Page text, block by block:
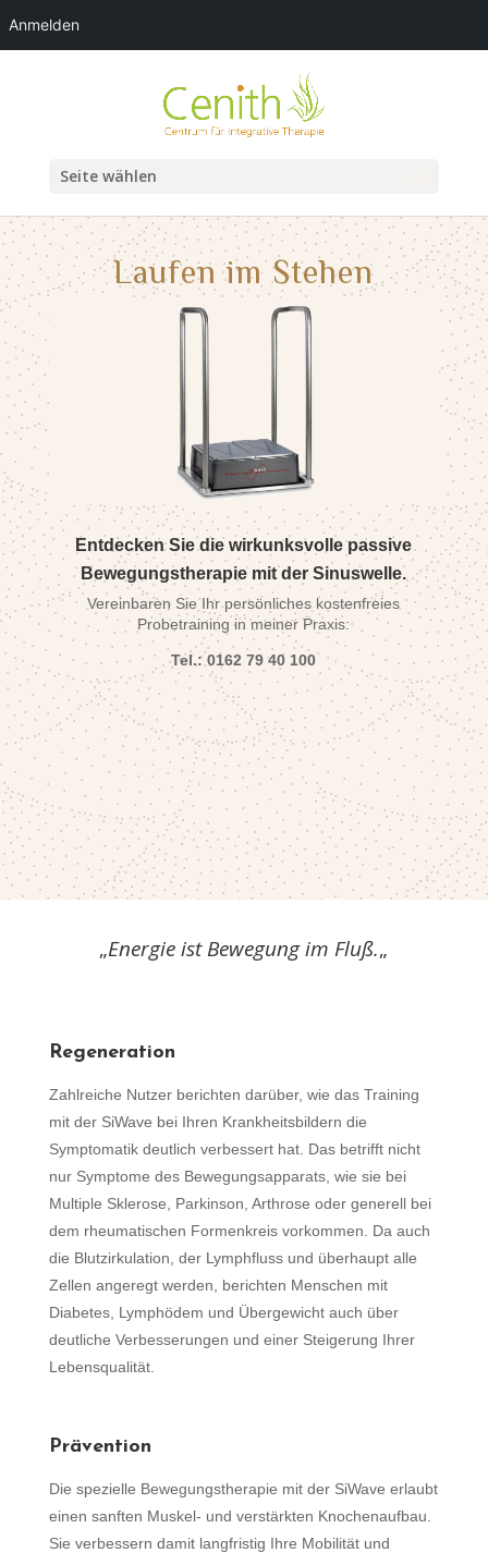
Anmelden
Seite wählen
Laufen im Stehen
Entdecken Sie die wirkunksvolle passive
Bewegungstherapie mit der Sinuswelle.
Vereinbaren Sie Ihr persönliches kostenfreies
Probetraining in meiner Praxis:
Tel.: 0162 79 40 100
„Energie ist Bewegung im Fluß.„
Regeneration
Zahlreiche Nutzer berichten darüber, wie das Training
mit der SiWave bei Ihren Krankheitsbildern die
Symptomatik deutlich verbessert hat. Das betrifft nicht
nur Symptome des Bewegungsapparats, wie sie bei
Multiple Sklerose, Parkinson, Arthrose oder generell bei
dem rheumatischen Formenkreis vorkommen. Da auch
die Blutzirkulation, der Lymphfluss und überhaupt alle
Zellen angeregt werden, berichten Menschen mit
Diabetes, Lymphödem und Übergewicht auch über
deutliche Verbesserungen und einer Steigerung Ihrer
Lebensqualität.
Prävention
Die spezielle Bewegungstherapie mit der SiWave erlaubt
einen sanften Muskel- und verstärkten Knochenaufbau.
Sie verbessern damit langfristig Ihre Mobilität und